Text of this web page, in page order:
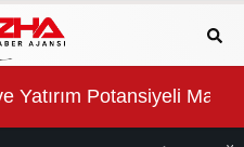
“Sağlıklı İşyeri”